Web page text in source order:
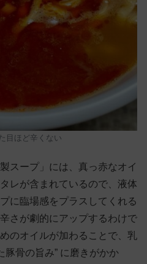
目ほど辛くない
スープ」には、真っ赤なオイ
レが含まれているので、液体
に臨場感をプラスしてくれる
さが劇的にアップするわけで
のオイルが加わることで、乳
豚骨の旨み” に磨きがかか